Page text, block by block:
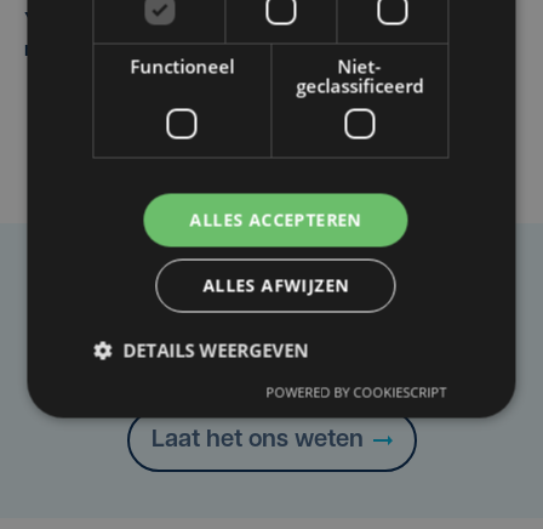
Yaro (19), slachtoffer van vechtpartij, is na
maandenlange coma overleden
Taalfout opgemerkt?
artikel?
Laat het ons weten
Functioneel
Niet-
geclassificeerd
ALLES ACCEPTEREN
ALLES AFWIJZEN
DETAILS WEERGEVEN
POWERED BY COOKIESCRIPT